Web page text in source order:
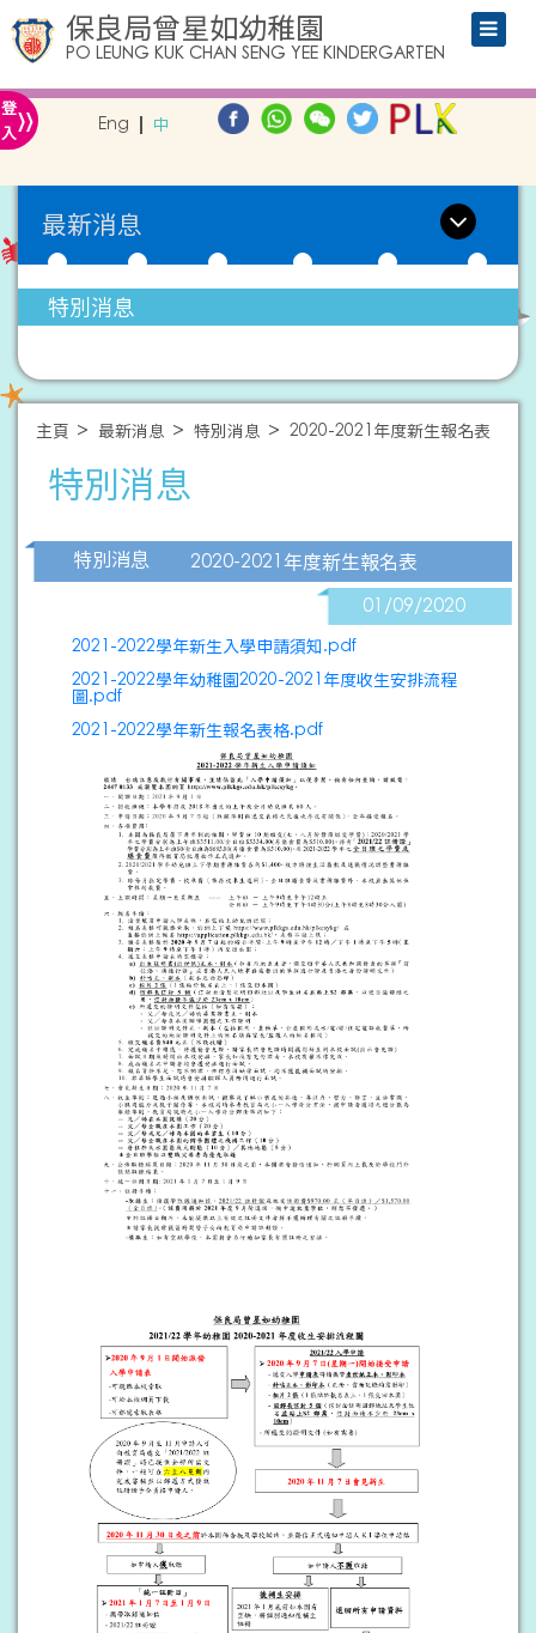
保良局曾星如幼稚園
PO LEUNG KUK CHAN SENG YEE KINDERGARTEN
登
入» Eng 中
最新消息
特別消息
主頁 最新消息 特別消息 2020-2021年度新生報名表
特別消息
特別消息
2020-2021年度新生報名表
01/09/2020
2021-2022學年新生入學申請須知.pdf
2021-2022學年幼稚園2020-2021年度收生安排流程
圖.pdf
2021-2022學年新生報名表格.pdf